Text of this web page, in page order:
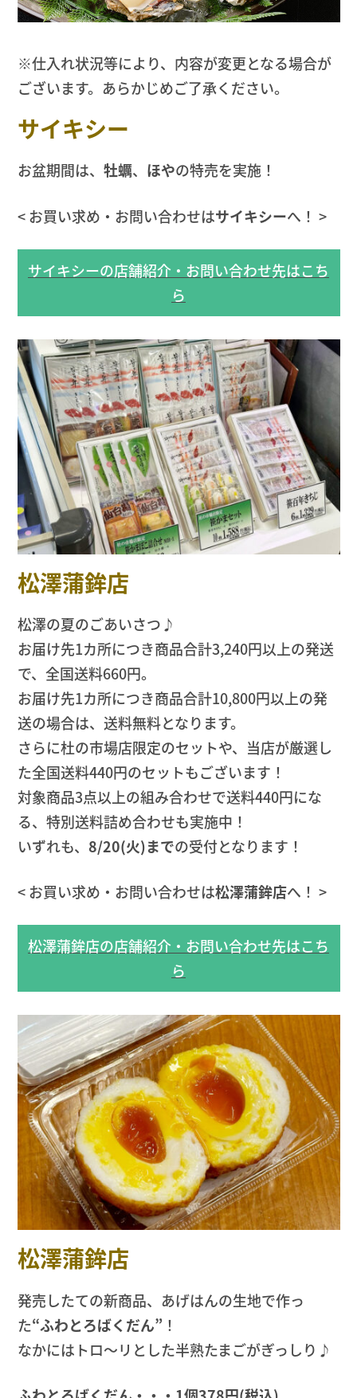
※仕入れ状況等により、内容が変更となる場合が
ございます。あらかじめご了承ください。
サイキシー
お盆期間は、 牡蠣、 ほやの特売を実施！
< お買い求め・お問い合わせはサイキシーへ！ >
サイキシーの店舗紹介・お問い合わせ先はこち
ら
松澤蒲鉾店
松澤の夏のごあいさつ♪
お届け先1カ所につき商品合計3,240円以上の発送
で、全国送料660円。
お届け先1カ所につき商品合計10,800円以上の発
送の場合は、送料無料となります。
さらに杜の市場店限定のセットや、当店が厳選し
た全国送料440円のセットもございます！
対象商品3点以上の組み合わせで送料440円にな
る、特別送料詰め合わせも実施中！
いずれも、 8/20(火)までの受付となります！
< お買い求め・お問い合わせは松澤蒲鉾店へ！ >
松澤蒲鉾店の店舗紹介・お問い合わせ先はこち
ら
松澤蒲鉾店
発売したての新商品、あげはんの生地で作っ
た“ふわとろばくだん”！
なかにはトロ〜リとした半熟たまごがぎっしり♪